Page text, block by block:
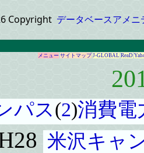
Copyright データベースアメニ
メニュー サイトマップ J-GLOBAL ReaD
パス(2)消費電
米沢キャ